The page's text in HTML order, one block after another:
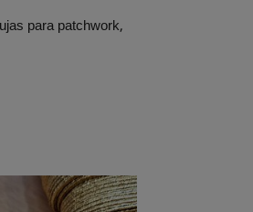
para patchwork,